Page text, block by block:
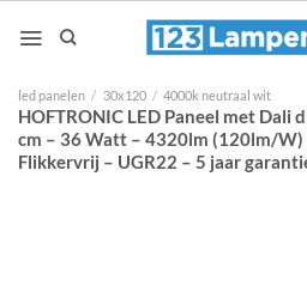
naar
led panelen / 30x120 / 4000k neutraal wit
HOFTRONIC LED Paneel met Dali
cm – 36 Watt – 4320lm (120lm/
Flikkervrij – UGR22 – 5 jaar